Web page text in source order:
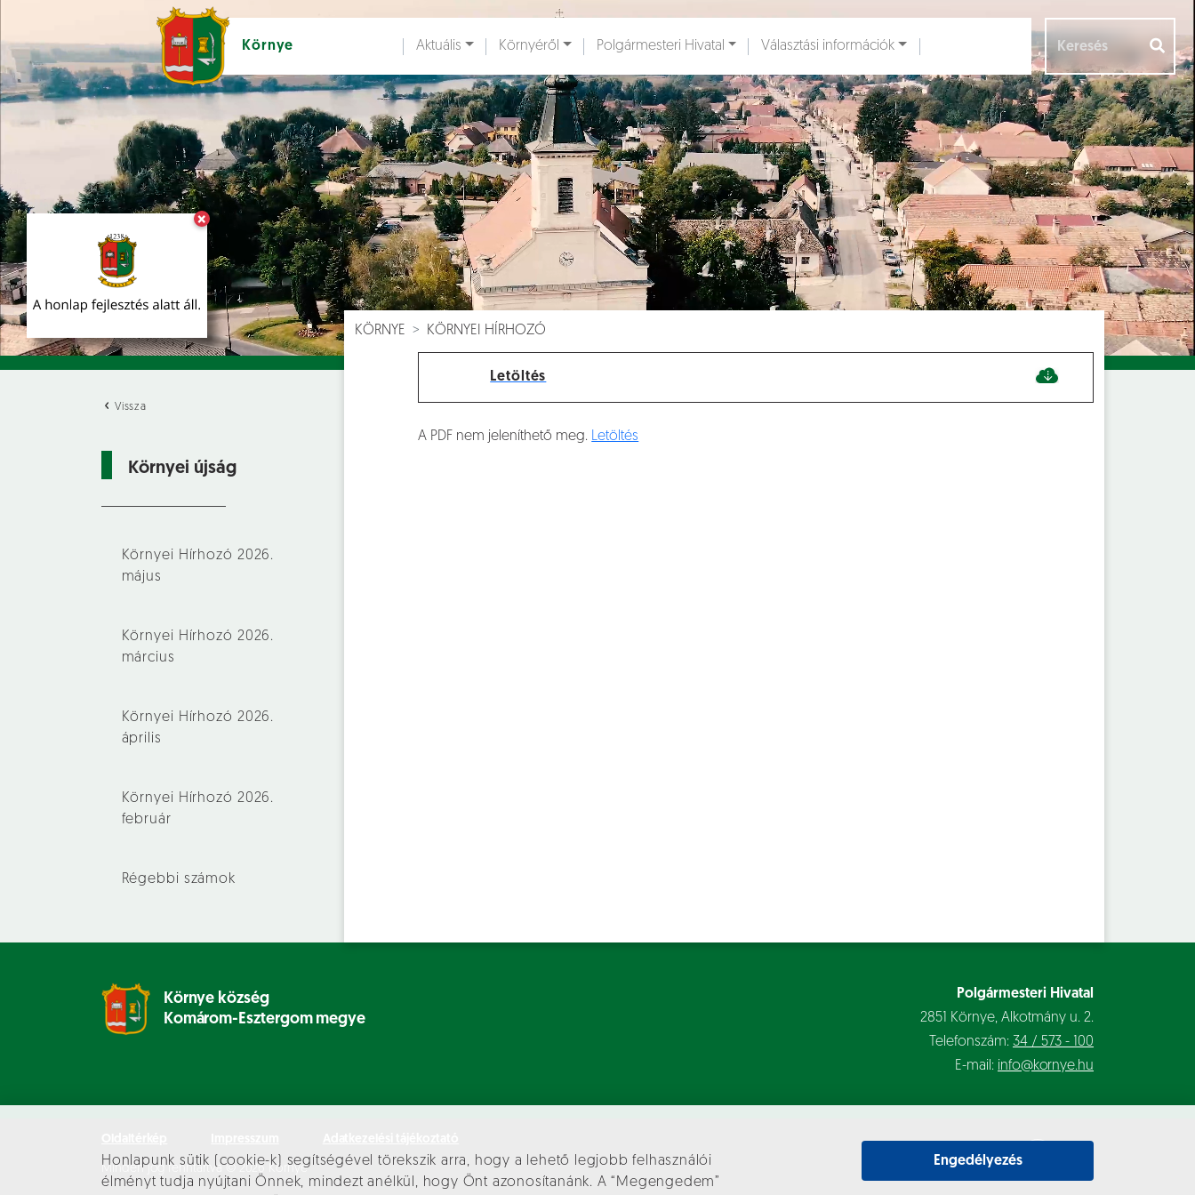
Honlapunk sütik (cookie-k) segítségével törekszik arra, hogy a lehető legjobb felhasználói
élményt tudja nyújtani Önnek, mindezt anélkül, hogy Önt azonosítanánk. A “Megengedem”
Engedélyezés
×
Környe
Ugrás a fő tartalomhoz
Aktuális Környéről Polgármesteri Hivatal Választási információk
Vissza
Környei újság
Környei Hírhozó 2026.
május
Környei Hírhozó 2026.
március
Környei Hírhozó 2026.
április
Környei Hírhozó 2026.
február
Régebbi számok
KÖRNYE KÖRNYEI HÍRHOZÓ
Letöltés
A PDF nem jeleníthető meg. Letöltés
Környe község
Komárom-Esztergom megye
Polgármesteri Hivatal
2851 Környe, Alkotmány u. 2.
Telefonszám: 34 / 573 - 100
E-mail: info@kornye.hu
Minden jog fenntartva © 2026 Környe
Hírek [ Események [] Dokumentumok [] Aloldalak []